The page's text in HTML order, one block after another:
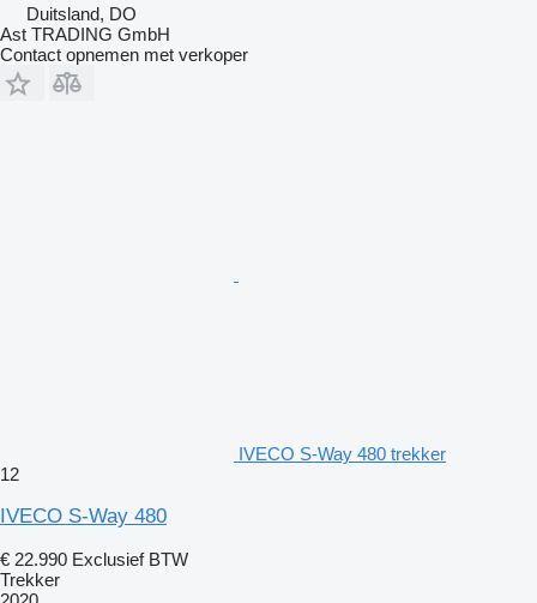
Duitsland, DO
Ast TRADING GmbH
Contact opnemen met verkoper
IVECO S-Way 480 trekker
12
IVECO S-Way 480
€ 22.990 Exclusief BTW
Trekker